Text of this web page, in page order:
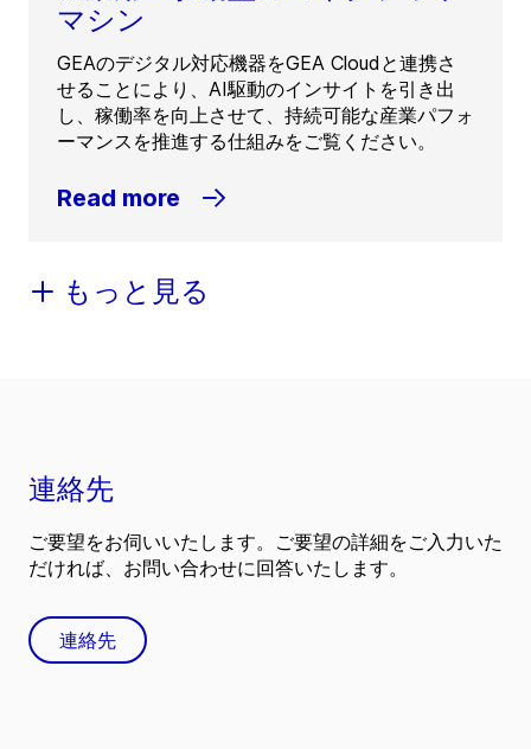
マシン
GEAのデジタル対応機器をGEA Cloudと連携さ
せることにより、AI駆動のインサイトを引き出
し、稼働率を向上させて、持続可能な産業パフォ
ーマンスを推進する仕組みをご覧ください。
Read more
もっと見る
連絡先
ご要望をお伺いいたします。ご要望の詳細をご入力いた
だければ、お問い合わせに回答いたします。
連絡先